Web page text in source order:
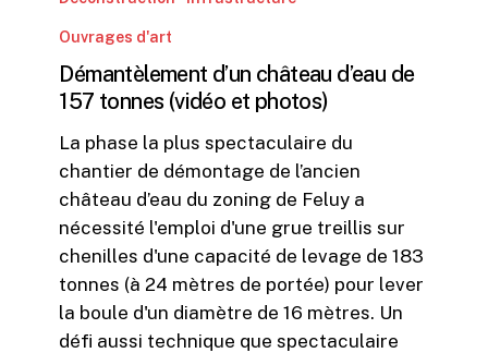
tonnes
(vidéo
photos)
Ouvrages d'art
Démantèlement d’un château d’eau de
157 tonnes (vidéo et photos)
La phase la plus spectaculaire du
chantier de démontage de l’ancien
château d’eau du zoning de Feluy a
nécessité l'emploi d'une grue treillis sur
chenilles d'une capacité de levage de 183
tonnes (à 24 mètres de portée) pour lever
la boule d'un diamètre de 16 mètres. Un
défi aussi technique que spectaculaire